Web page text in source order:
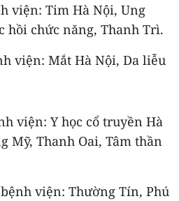
viện: Tim Hà Nội, Ung
hồi chức năng, Thanh Trì.
viện: Mắt Hà Nội, Da liễu
viện: Y học cổ truyền Hà
Mỹ, Thanh Oai, Tâm thần
viện: Thường Tín, Phú